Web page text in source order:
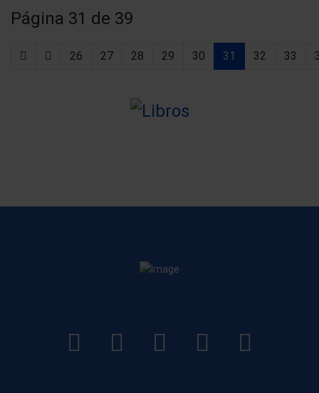
Página 31 de 39
26 27 28 29 30 31 32 33
LinkedInInstagramFacebook
YouTube